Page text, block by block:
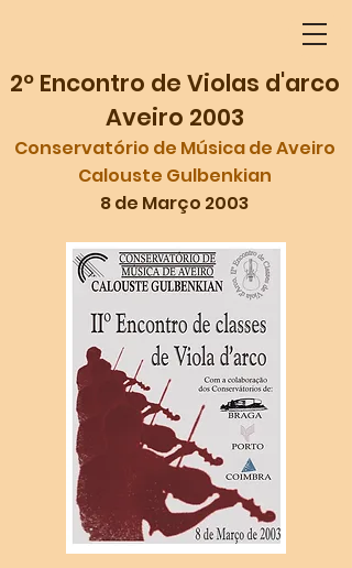
2º Encontro de Violas d'arco
Aveiro 2003
Conservatório de Música de Aveiro
Calouste Gulbenkian
8 de Março 2003